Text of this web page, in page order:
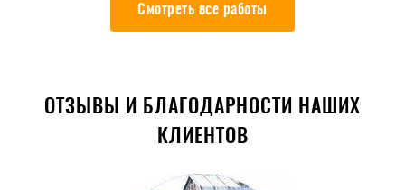
Смотреть все работы
ОТЗЫВЫ И БЛАГОДАРНОСТИ НАШИХ
КЛИЕНТОВ